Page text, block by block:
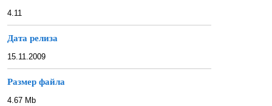
4.11
Дата релиза
15.11.2009
Размер файла
4.67 Mb